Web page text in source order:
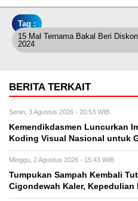
Tag :
15 Mal Ternama Bakal Beri
2024
BERITA TERKAIT
Senin, 3 Agustus 2026 - 20:53 WIB
Kemendikdasmen Luncurkan
Koding Visual Nasional untuk
Minggu, 2 Agustus 2026 - 15:43 WIB
Tumpukan Sampah Kembali
Cigondewah Kaler, Kepedulian